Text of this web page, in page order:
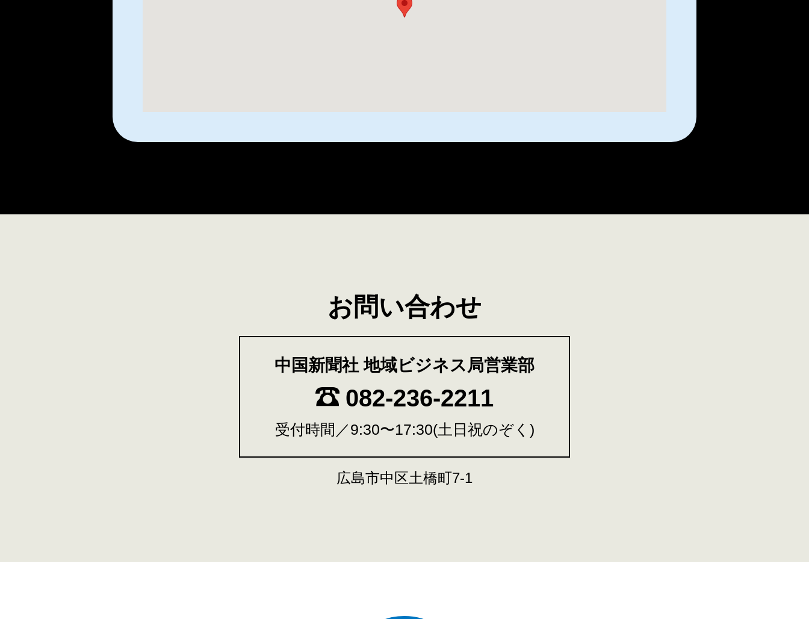
お問い合わせ
中国新聞社 地域ビジネス局営業部
082-236-2211
受付時間／9:30〜17:30(土日祝のぞく)
広島市中区土橋町7-1